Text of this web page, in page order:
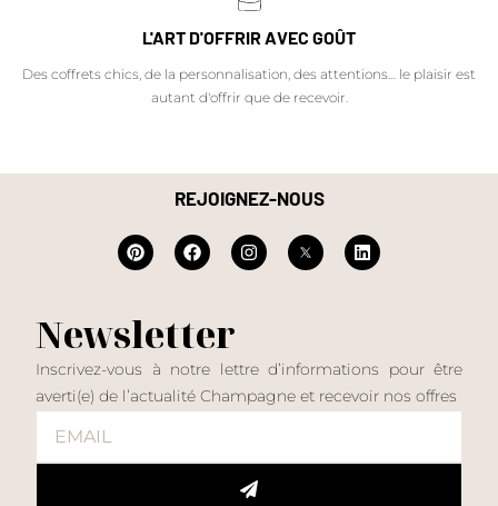
L'ART D'OFFRIR AVEC GOÛT
Des coffrets chics, de la personnalisation, des attentions… le plaisir est
autant d'offrir que de recevoir.
REJOIGNEZ-NOUS
Newsletter
Inscrivez-vous à notre lettre d’informations pour être
averti(e) de l’actualité Champagne et recevoir nos offres